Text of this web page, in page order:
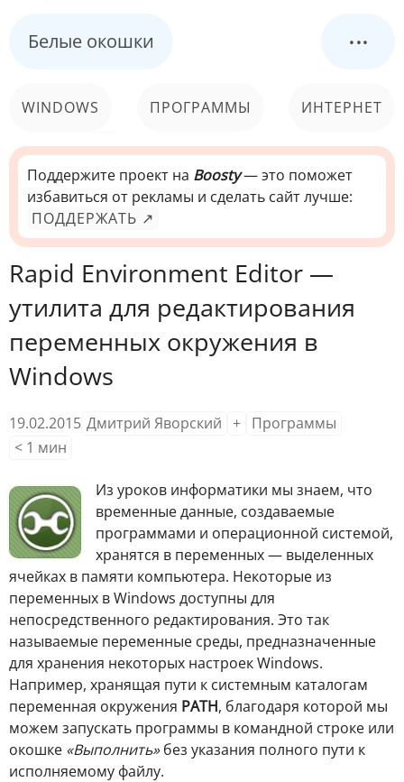
Белые окошки ...
WINDOWS ПРОГРАММЫ ИНТЕРНЕТ
КОМПЬЮТЕР
СИСТЕМА
Поддержите проект на Boosty— это поможет
избавиться от рекламы и сделать сайт лучше:
ПОДДЕРЖАТЬ ↗
Rapid Environment Editor —
утилита для редактирования
переменных окружения в
Windows
19.02.2015 Дмитрий Яворский + Программы
< 1 мин
Из уроков информатики мы знаем, что
временные данные, создаваемые
программами и операционной системой,
хранятся в переменных — выделенных
ячейках в памяти компьютера. Некоторые из
переменных в Windows доступны для
непосредственного редактирования. Это так
называемые переменные среды, предназначенные
для хранения некоторых настроек Windows.
Например, хранящая пути к системным каталогам
переменная окружения PATH, благодаря которой мы
можем запускать программы в командной строке или
окошке «Выполнить»без указания полного пути к
исполняемому файлу.